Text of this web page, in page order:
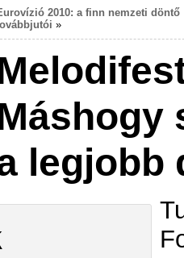
2010: a finn nemzeti döntő
»
legjobb